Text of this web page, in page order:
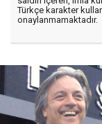
Türkçe karakter
onaylanmamaktadır.